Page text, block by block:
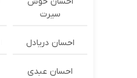
سیرت
احسان دریادل
احسان عبدی